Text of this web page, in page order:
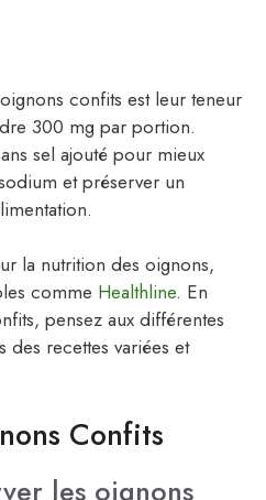
confits est leur teneur
300 mg par portion.
sel ajouté pour mieux
et préserver un
la nutrition des oignons,
comme Healthline. En
pensez aux différentes
des recettes variées et
Confits
les oignons